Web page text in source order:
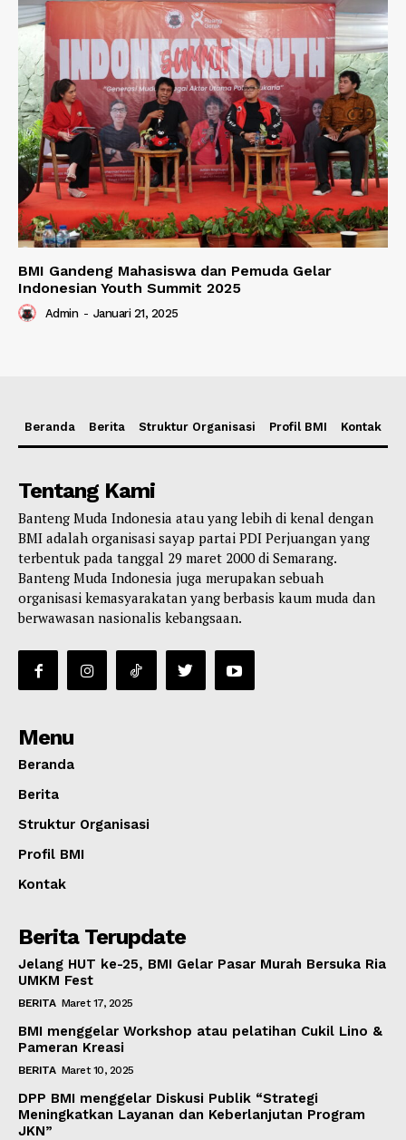
BMI Gandeng Mahasiswa dan Pemuda Gelar
Indonesian Youth Summit 2025
Admin - Januari 21, 2025
Beranda Berita Struktur Organisasi Profil BMI Kontak
Tentang Kami
Banteng Muda Indonesia atau yang lebih di kenal dengan
BMI adalah organisasi sayap partai PDI Perjuangan yang
terbentuk pada tanggal 29 maret 2000 di Semarang.
Banteng Muda Indonesia juga merupakan sebuah
organisasi kemasyarakatan yang berbasis kaum muda dan
berwawasan nasionalis kebangsaan.
Menu
Beranda
Berita
Struktur Organisasi
Profil BMI
Kontak
Berita Terupdate
Jelang HUT ke-25, BMI Gelar Pasar Murah Bersuka Ria
UMKM Fest
BERITA Maret 17, 2025
BMI menggelar Workshop atau pelatihan Cukil Lino &
Pameran Kreasi
BERITA Maret 10, 2025
DPP BMI menggelar Diskusi Publik “Strategi
Meningkatkan Layanan dan Keberlanjutan Program
JKN”